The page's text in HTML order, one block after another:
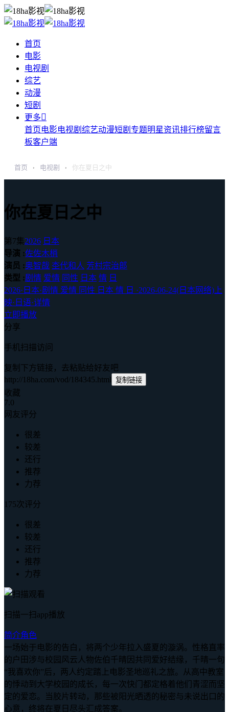
首页
电影
电视剧
综艺
动漫
短剧
更多
首页电影电视剧 综艺动漫短剧 专题明星资讯排行榜留言
板客户端
首页 › 电视剧 › 你在夏日之中
你在夏日之中
第7集2026 日本
导演 :佐佐木梢
演员 :奥智哉 杢代和人 芳村宗治郎
类型 :剧情 爱情 同性 日本 情 日
2026· 日本·剧情 爱情 同性 日本 情 日 ·2026-06-24(日本网络)上
映· 日语·详情
立即播放
分享
手机扫描访问
复制下方链接，去粘贴给好友吧
http://18ha.com/vod/184345.html 复制链接
收藏
7.0
网友评分
很差
较差
还行
推荐
力荐
175次评分
很差
较差
还行
推荐
力荐
扫描一扫app播放
简介角色
一场始于电影的告白，将两个少年拉入盛夏的漩涡。性格直率
的户田涉与校园风云人物佐伯千晴因共同爱好结缘，千晴一句
“我喜欢你”后，两人约定踏上电影圣地巡礼之旅。从高中教室
的悸动到大学校园的成长，每一次快门都定格着他们青涩而坚
定的爱恋。当胶片转动，那些被阳光晒透的秘密与未说出口的
心意，终将在夏日尽头汇成答案。